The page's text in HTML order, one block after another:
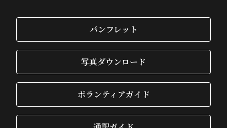
パンフレット
写真ダウンロード
ボランティアガイド